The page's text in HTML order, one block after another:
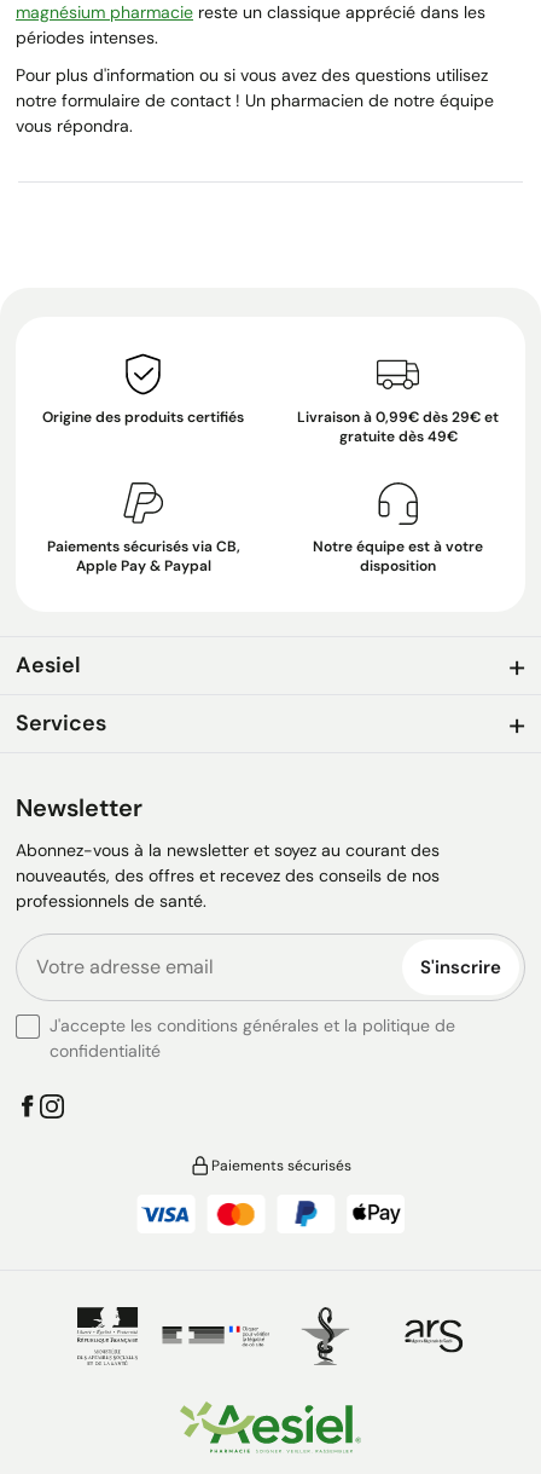
magnésium pharmacie reste un classique apprécié dans les
périodes intenses.
Pour plus d'information ou si vous avez des questions utilisez
notre formulaire de contact ! Un pharmacien de notre équipe
vous répondra.
Origine des produits certifiés
Livraison à 0,99€ dès 29€ et
gratuite dès 49€
Paiements sécurisés via CB,
Apple Pay & Paypal
Notre équipe est à votre
disposition
Aesiel
Services
Newsletter
Abonnez-vous à la newsletter et soyez au courant des
nouveautés, des offres et recevez des conseils de nos
professionnels de santé.
S'inscrire
J'accepte les conditions générales et la politique de
confidentialité
Paiements sécurisés